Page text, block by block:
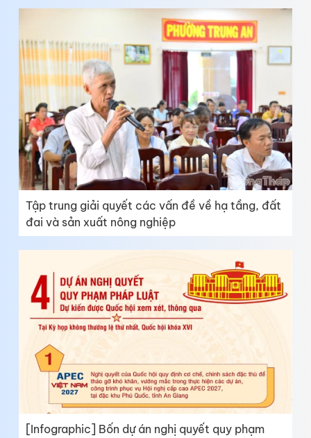
Tập trung giải quyết các vấn đề về hạ tầng, đất
đai và sản xuất nông nghiệp
[Infographic] Bốn dự án nghị quyết quy phạm